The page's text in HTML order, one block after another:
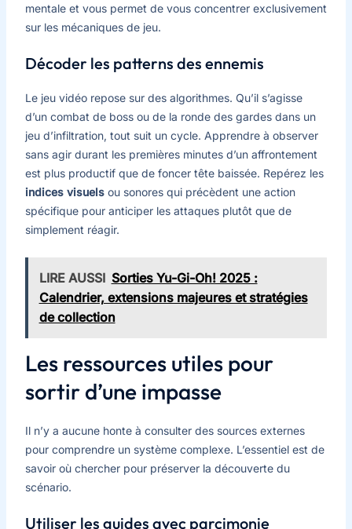
mentale et vous permet de vous concentrer exclusivement
sur les mécaniques de jeu.
Décoder les patterns des ennemis
Le jeu vidéo repose sur des algorithmes. Qu’il s’agisse
d’un combat de boss ou de la ronde des gardes dans un
jeu d’infiltration, tout suit un cycle. Apprendre à observer
sans agir durant les premières minutes d’un affrontement
est plus productif que de foncer tête baissée. Repérez les
indices visuelsou sonores qui précèdent une action
spécifique pour anticiper les attaques plutôt que de
simplement réagir.
LIRE AUSSI Sorties Yu-Gi-Oh! 2025 :
Calendrier, extensions majeures et stratégies
de collection
Les ressources utiles pour
sortir d’une impasse
Il n’y a aucune honte à consulter des sources externes
pour comprendre un système complexe. L’essentiel est de
savoir où chercher pour préserver la découverte du
scénario.
Utiliser les guides avec parcimonie